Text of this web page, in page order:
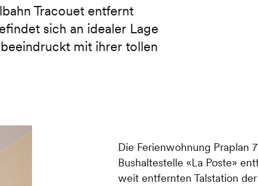
Tracouet entfernt
sich an idealer Lage
mit ihrer tollen
Die Ferienwohnung Praplan
Bushaltestelle «La Poste»
weit entfernten Talstation